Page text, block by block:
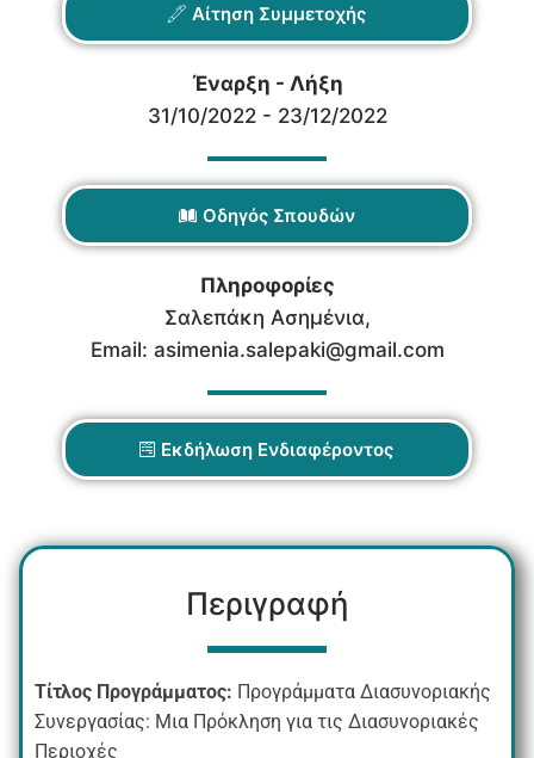
Αίτηση Συμμετοχής
Έναρξη - Λήξη
31/10/2022 - 23/12/2022
Οδηγός Σπουδών
Πληροφορίες
Σαλεπάκη Ασημένια,
Email: asimenia.salepaki@gmail.com
Εκδήλωση Ενδιαφέροντος
Περιγραφή
Τίτλος Προγράμματος: Προγράμματα Διασυνοριακής
Συνεργασίας: Μια Πρόκληση για τις Διασυνοριακές
Περιοχές